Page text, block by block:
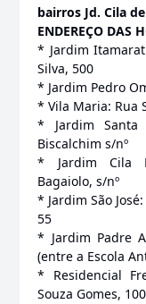
bairros Jd. Cila
ENDEREÇO DAS
* Jardim
Silva, 500
* Jardim Pedro
* Vila Maria: Rua
* Jardim Santa
Biscalchim s/nº
* Jardim Cila
Bagaiolo, s/nº
* Jardim São
55
* Jardim Padre
(entre a Escola
* Residencial
Souza Gomes, 100